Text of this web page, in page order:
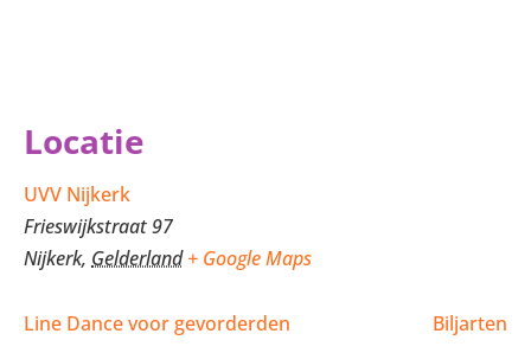
Locatie
UVV Nijkerk
Frieswijkstraat 97
Nijkerk, Gelderland + Google Maps
Line Dance voor gevorderden Biljarten